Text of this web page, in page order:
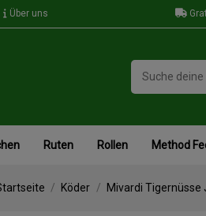
Über uns
Ruten Rollen Method
Köder Mivardi Tigernüsse